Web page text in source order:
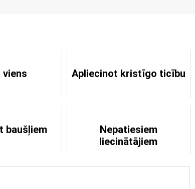
Apliecinot kristīgo ticību
baušļiem
Nepatiesiem
liecinātājiem